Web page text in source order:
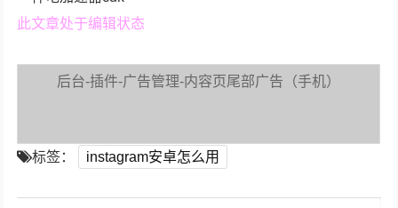
此文章处于编辑状态
后台-插件-广告管理-内容页尾部广告（手机）
标签： instagram安卓怎么用